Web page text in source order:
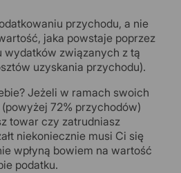
przychodu, a nie
jaka powstaje poprzez
wydatków związanych z tą
uzyskania przychodu).
Jeżeli w ramach swoich
(powyżej 72% przychodów)
towar czy zatrudniasz
niekoniecznie musi Ci się
wpłyną bowiem na wartość
podatku.